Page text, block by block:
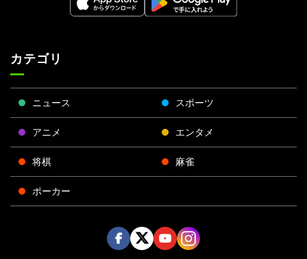
カテゴリ
ニュース スポーツ
アニメ エンタメ
将棋 麻雀
ポーカー